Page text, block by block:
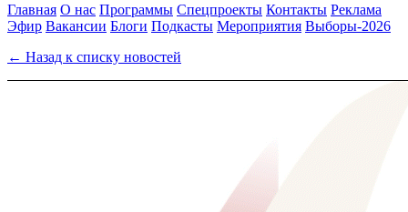
Главная О нас Программы Спецпроекты Контакты Реклама
Эфир Вакансии Блоги Подкасты Мероприятия Выборы-2026
← Назад к списку новостей